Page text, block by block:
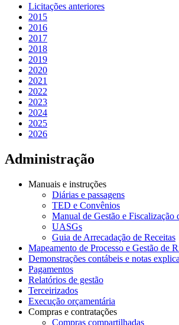
Licitações anteriores
2015
2016
2017
2018
2019
2020
2021
2022
2023
2024
2025
2026
Administração
Manuais e instruções
Diárias e passagens
TED e Convênios
Manual de Gestão e Fiscalização
UASGs
Guia de Arrecadação de Receitas
Mapeamento de Processo e Gestão de
Demonstrações contábeis e notas
Pagamentos
Relatórios de gestão
Terceirizados
Execução orçamentária
Compras e contratações
Compras compartilhadas